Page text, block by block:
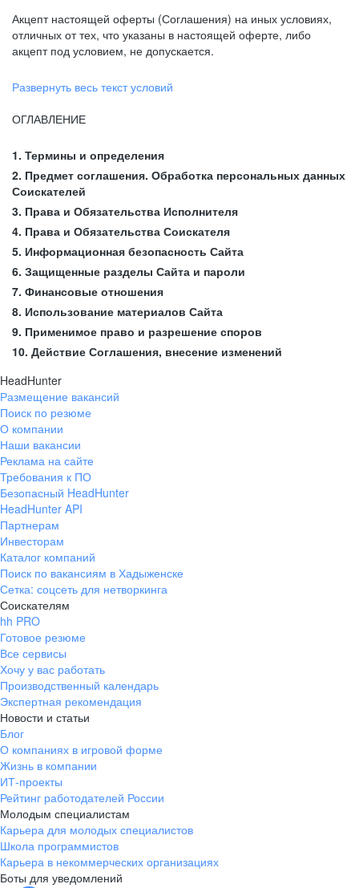
Акцепт настоящей оферты (Соглашения) на иных условиях,
отличных от тех, что указаны в настоящей оферте, либо
акцепт под условием, не допускается.
Развернуть весь текст условий
ОГЛАВЛЕНИЕ
1. Термины и определения
2. Предмет соглашения. Обработка персональных данных
Соискателей
3. Права и Обязательства Исполнителя
4. Права и Обязательства Соискателя
5. Информационная безопасность Сайта
6. Защищенные разделы Сайта и пароли
7. Финансовые отношения
8. Использование материалов Сайта
9. Применимое право и разрешение споров
10. Действие Соглашения, внесение изменений
HeadHunter
Размещение вакансий
Поиск по резюме
О компании
Наши вакансии
Реклама на сайте
Требования к ПО
Безопасный HeadHunter
HeadHunter API
Партнерам
Инвесторам
Каталог компаний
Поиск по вакансиям в Хадыженске
Сетка: соцсеть для нетворкинга
Соискателям
hh PRO
Готовое резюме
Все сервисы
Хочу у вас работать
Производственный календарь
Экспертная рекомендация
Новости и статьи
Блог
О компаниях в игровой форме
Жизнь в компании
ИТ-проекты
Рейтинг работодателей России
Молодым специалистам
Карьера для молодых специалистов
Школа программистов
Карьера в некоммерческих организациях
Боты для уведомлений